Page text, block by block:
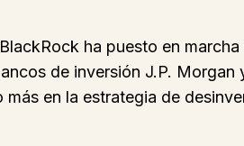
ha puesto en
de inversión J.P.
en la estrategia de